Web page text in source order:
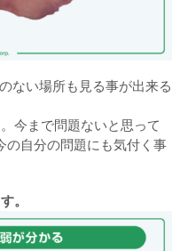
ない場所も見る事が出来る
今まで問題ないと思って
自分の問題にも気付く事
。